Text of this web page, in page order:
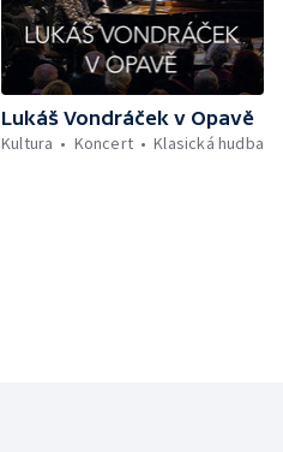
Lukáš Vondráček v Opavě
Kultura
Koncert Klasická hudba